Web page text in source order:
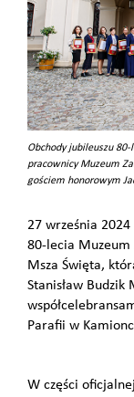
Obchody jubileuszu
pracownicy Muzeum
gościem honorowym
27 września 2024
80-lecia Muzeum
Msza Święta,
Stanisław
Parafii w
W części